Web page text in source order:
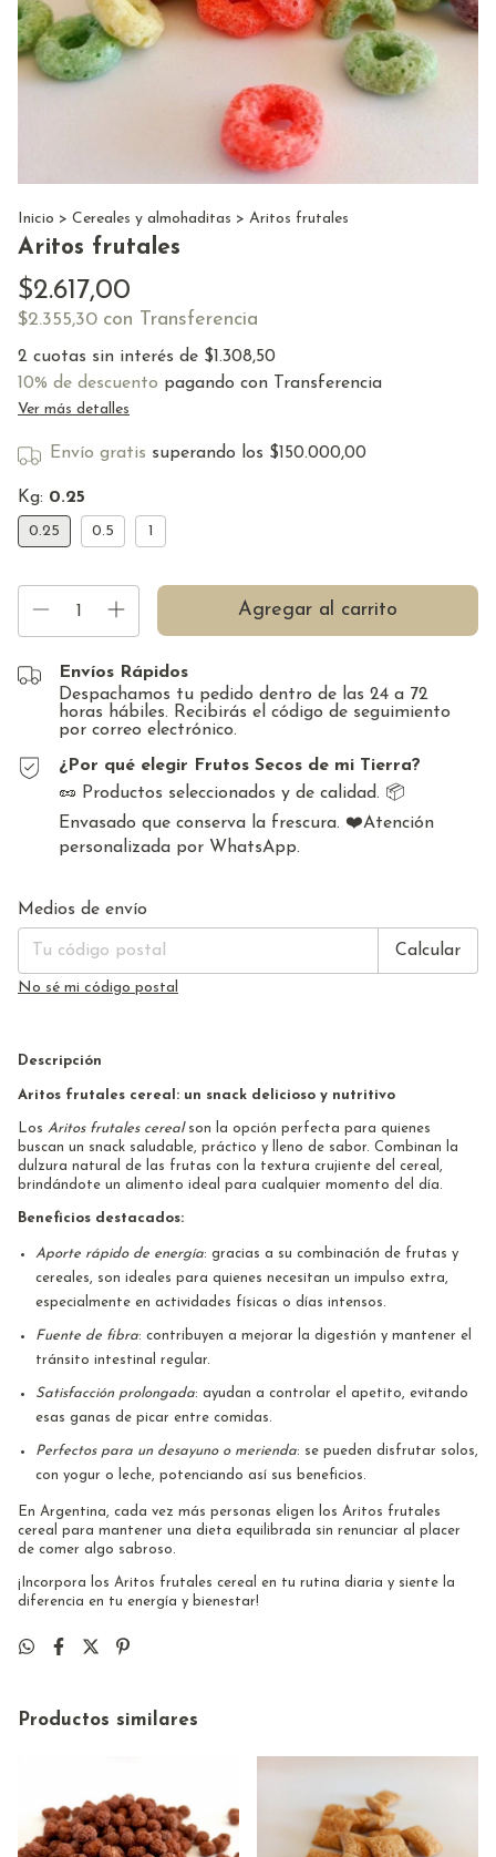
Inicio > Cereales y almohaditas > Aritos frutales
Aritos frutales
$2.617,00
$2.355,30 con Transferencia
2 cuotas sin interés de $1.308,50
10% de descuento pagando con Transferencia
Ver más detalles
Envío gratis superando los $150.000,00
Kg: 0.25
0.25 0.5 1
Envíos Rápidos
Despachamos tu pedido dentro de las 24 a 72
horas hábiles. Recibirás el código de seguimiento
por correo electrónico.
¿Por qué elegir Frutos Secos de mi Tierra?
🥜 Productos seleccionados y de calidad. 📦
Envasado que conserva la frescura. ❤️Atención
personalizada por WhatsApp.
Entregas para el CP:
Medios de envío
Calcular
No sé mi código postal
Descripción
Aritos frutales cereal: un snack delicioso y nutritivo
Los Aritos frutales cerealson la opción perfecta para quienes
buscan un snack saludable, práctico y lleno de sabor. Combinan la
dulzura natural de las frutas con la textura crujiente del cereal,
brindándote un alimento ideal para cualquier momento del día.
Beneficios destacados:
Aporte rápido de energía: gracias a su combinación de frutas y
cereales, son ideales para quienes necesitan un impulso extra,
especialmente en actividades físicas o días intensos.
Fuente de fibra: contribuyen a mejorar la digestión y mantener el
tránsito intestinal regular.
Satisfacción prolongada: ayudan a controlar el apetito, evitando
esas ganas de picar entre comidas.
Perfectos para un desayuno o merienda: se pueden disfrutar solos,
con yogur o leche, potenciando así sus beneficios.
En Argentina, cada vez más personas eligen los Aritos frutales
cereal para mantener una dieta equilibrada sin renunciar al placer
de comer algo sabroso.
¡Incorpora los Aritos frutales cereal en tu rutina diaria y siente la
diferencia en tu energía y bienestar!
Productos similares